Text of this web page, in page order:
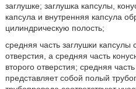
заглушке; заглушка капсулы,
капсула и внутренняя капсула
цилиндрическую полость;
средняя часть заглушки капсулы
отверстия, а средняя часть
второго отверстия; средняя
представляет собой полый